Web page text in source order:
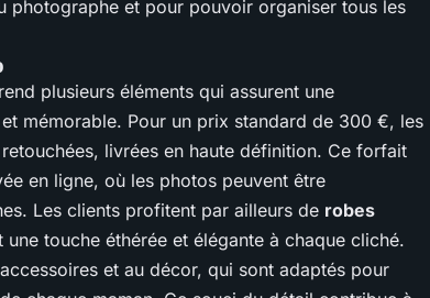
photographe et pour pouvoir organiser tous les
plusieurs éléments qui assurent une
mémorable. Pour un prix standard de 300 €, les
livrées en haute définition. Ce forfait
en ligne, où les photos peuvent être
Les clients profitent par ailleurs de robes
une touche éthérée et élégante à chaque cliché.
et au décor, qui sont adaptés pour